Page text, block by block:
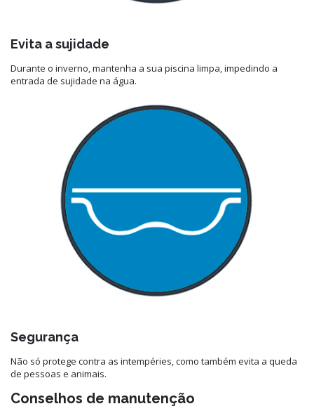
Evita a sujidade
Durante o inverno, mantenha a sua piscina limpa, impedindo a
entrada de sujidade na água.
Segurança
Não só protege contra as intempéries, como também evita a queda
de pessoas e animais.
Conselhos de manutenção